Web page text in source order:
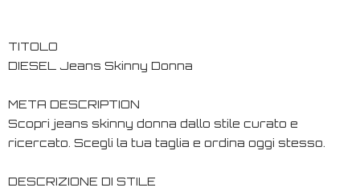
TITOLO
DIESEL Jeans Skinny Donna
META DESCRIPTION
Scopri jeans skinny donna dallo stile curato e
ricercato. Scegli la tua taglia e ordina oggi stesso.
DESCRIZIONE DI STILE